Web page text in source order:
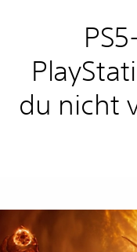
du nicht